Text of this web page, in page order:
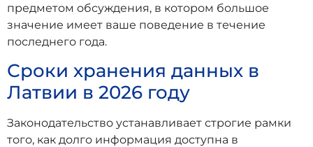
предметом обсуждения, в котором большое
значение имеет ваше поведение в течение
последнего года.
Сроки хранения данных в
Латвии в 2026 году
Законодательство устанавливает строгие рамки
того, как долго информация доступна в